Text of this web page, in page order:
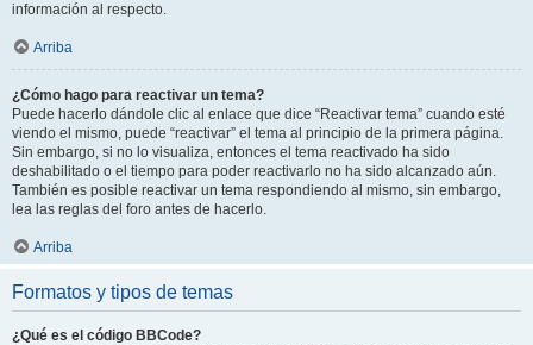
información al respecto.
Arriba
¿Cómo hago para reactivar un tema?
Puede hacerlo dándole clic al enlace que dice “Reactivar tema” cuando esté
viendo el mismo, puede “reactivar” el tema al principio de la primera página.
Sin embargo, si no lo visualiza, entonces el tema reactivado ha sido
deshabilitado o el tiempo para poder reactivarlo no ha sido alcanzado aún.
También es posible reactivar un tema respondiendo al mismo, sin embargo,
lea las reglas del foro antes de hacerlo.
Arriba
Formatos y tipos de temas
¿Qué es el código BBCode?